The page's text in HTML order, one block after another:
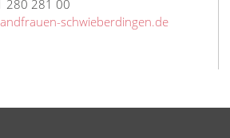
280 281 00
schwieberdingen.de